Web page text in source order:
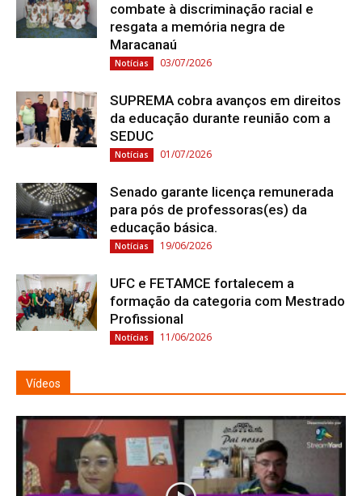
combate à discriminação racial e
resgata a memória negra de
Maracanaú
Notícias 03/07/2026
SUPREMA cobra avanços em direitos
da educação durante reunião com a
SEDUC
Notícias 01/07/2026
Senado garante licença remunerada
para pós de professoras(es) da
educação básica.
Notícias 19/06/2026
UFC e FETAMCE fortalecem a
formação da categoria com Mestrado
Profissional
Notícias 11/06/2026
Vídeos